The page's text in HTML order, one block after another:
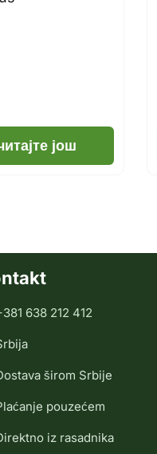
још
638 212 412
širom Srbije
pouzećem
iz rasadnika